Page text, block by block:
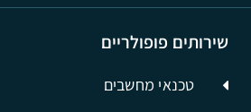
שירותים פופולריים
טכנאי מחשבים